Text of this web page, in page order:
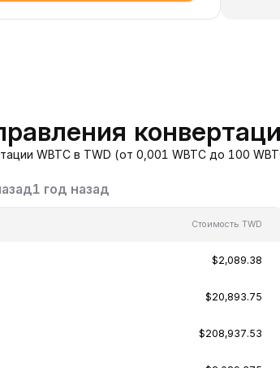
WBTC в TWD (от 0,001 WBTC до 100
1 год назад
Стоимость TWD
$2,089.38
$20,893.75
$208,937.53